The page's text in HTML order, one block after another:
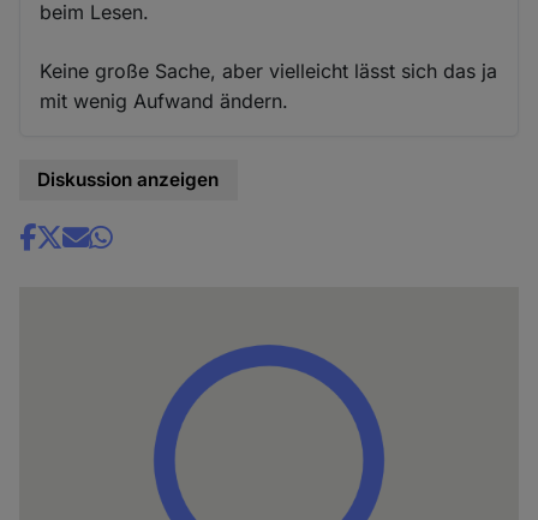
beim Lesen.
Keine große Sache, aber vielleicht lässt sich das ja
mit wenig Aufwand ändern.
Diskussion anzeigen
Share